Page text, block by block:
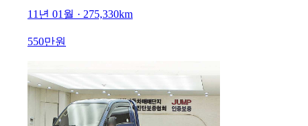
11년 01월 · 275,330km
550만원